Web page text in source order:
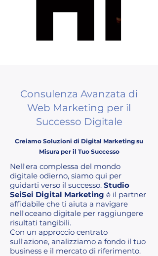
Consulenza Avanzata di
Web Marketing per il
Successo Digitale
Creiamo Soluzioni di Digital Marketing su
Misura per il Tuo Successo
Nell'era complessa del mondo
digitale odierno, siamo qui per
guidarti verso il successo. Studio
SeiSei Digital Marketing è il partner
affidabile che ti aiuta a navigare
nell'oceano digitale per raggiungere
risultati tangibili.
Con un approccio centrato
sull'azione, analizziamo a fondo il tuo
business e il mercato di riferimento.